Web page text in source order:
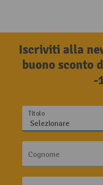
Iscriviti alla
buono sconto
-
Titolo
Cognome